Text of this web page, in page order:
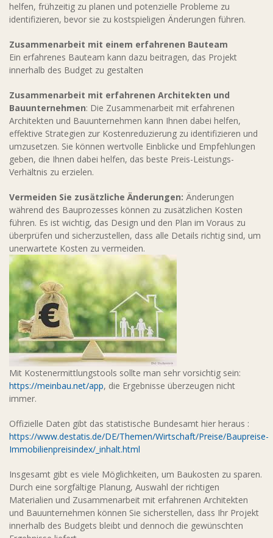
helfen, frühzeitig zu planen und potenzielle Probleme zu
identifizieren, bevor sie zu kostspieligen Änderungen führen.
Zusammenarbeit mit einem erfahrenen Bauteam
Ein erfahrenes Bauteam kann dazu beitragen, das Projekt
innerhalb des Budget zu gestalten
Zusammenarbeit mit erfahrenen Architekten und
Bauunternehmen: Die Zusammenarbeit mit erfahrenen
Architekten und Bauunternehmen kann Ihnen dabei helfen,
effektive Strategien zur Kostenreduzierung zu identifizieren und
umzusetzen. Sie können wertvolle Einblicke und Empfehlungen
geben, die Ihnen dabei helfen, das beste Preis-Leistungs-
Verhältnis zu erzielen.
Vermeiden Sie zusätzliche Änderungen: Änderungen
während des Bauprozesses können zu zusätzlichen Kosten
führen. Es ist wichtig, das Design und den Plan im Voraus zu
überprüfen und sicherzustellen, dass alle Details richtig sind, um
unerwartete Kosten zu vermeiden.
Mit Kostenermittlungstools sollte man sehr vorsichtig sein:
https://meinbau.net/app, die Ergebnisse überzeugen nicht
immer.
Offizielle Daten gibt das statistische Bundesamt hier heraus :
https://www.destatis.de/DE/Themen/Wirtschaft/Preise/Baupreise-
Immobilienpreisindex/_inhalt.html
Insgesamt gibt es viele Möglichkeiten, um Baukosten zu sparen.
Durch eine sorgfältige Planung, Auswahl der richtigen
Materialien und Zusammenarbeit mit erfahrenen Architekten
und Bauunternehmen können Sie sicherstellen, dass Ihr Projekt
innerhalb des Budgets bleibt und dennoch die gewünschten